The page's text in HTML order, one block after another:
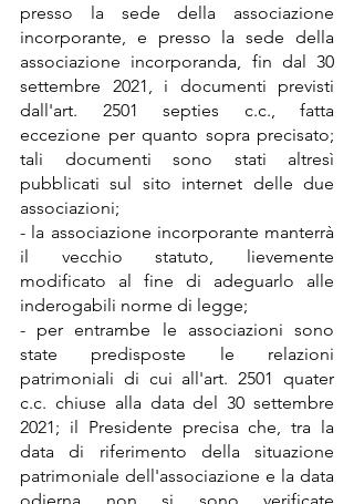
presso la sede della associazione
incorporante, e presso la sede della
associazione incorporanda, fin dal 30
settembre 2021, i documenti previsti
dall'art. 2501 septies c.c., fatta
eccezione per quanto sopra precisato;
tali documenti sono stati altresì
pubblicati sul sito internet delle due
associazioni;
- la associazione incorporante manterrà
il vecchio statuto, lievemente
modificato al fine di adeguarlo alle
inderogabili norme di legge;
- per entrambe le associazioni sono
state predisposte le relazioni
patrimoniali di cui all'art. 2501 quater
c.c. chiuse alla data del 30 settembre
2021; il Presidente precisa che, tra la
data di riferimento della situazione
patrimoniale dell'associazione e la data